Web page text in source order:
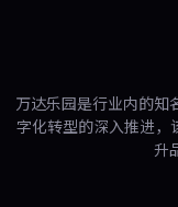
万达乐园是行业内的知
字化转型的深入推进，
升